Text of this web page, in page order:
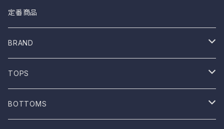
定番商品
BRAND
ONE WASH
Mau
TOPS
T-shirt
BOTTOMS